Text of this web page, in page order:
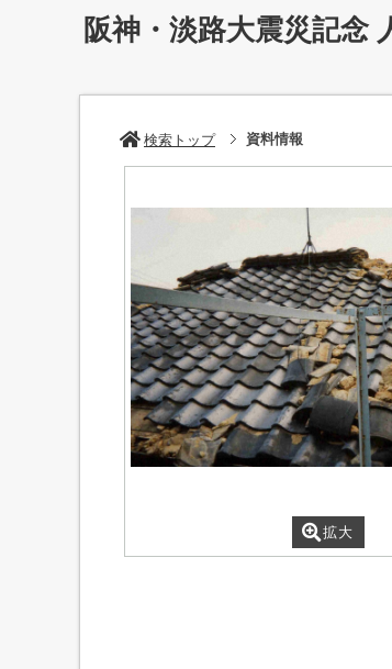
阪神・淡路大震災記
検索トップ 資料情報
拡大